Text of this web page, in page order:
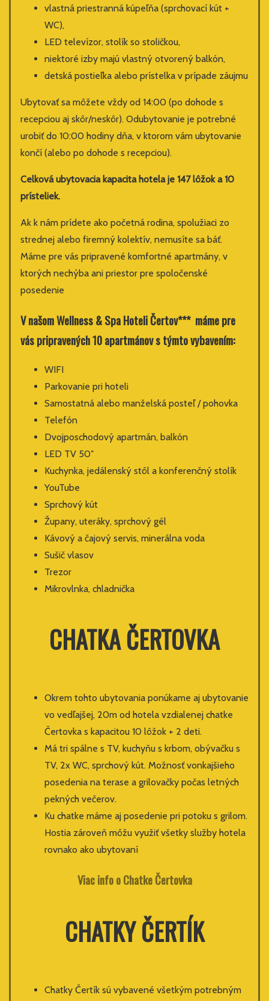
vlastná priestranná kúpeľňa (sprchovací kút +
WC),
LED televízor, stolík so stoličkou,
niektoré izby majú vlastný otvorený balkón,
detská postieľka alebo prístelka v prípade záujmu
Ubytovať sa môžete vždy od 14:00 (po dohode s
recepciou aj skôr/neskôr). Odubytovanie je potrebné
urobiť do 10:00 hodiny dňa, v ktorom vám ubytovanie
končí (alebo po dohode s recepciou).
Celková ubytovacia kapacita hotela je 147 lôžok a 10
prísteliek.
Ak k nám prídete ako početná rodina, spolužiaci zo
strednej alebo firemný kolektív, nemusíte sa báť.
Máme pre vás pripravené komfortné apartmány, v
ktorých nechýba ani priestor pre spoločenské
posedenie
V našom Wellness & Spa Hoteli Čertov*** máme pre
vás pripravených 10 apartmánovs týmto vybavením:
WIFI
Parkovanie pri hoteli
Samostatná alebo manželská posteľ / pohovka
Telefón
Dvojposchodový apartmán, balkón
LED TV 50″
Kuchynka, jedálenský stôl a konferenčný stolík
YouTube
Sprchový kút
Župany, uteráky, sprchový gél
Kávový a čajový servis, minerálna voda
Sušič vlasov
Trezor
Mikrovlnka, chladnička
CHATKA ČERTOVKA
Okrem tohto ubytovania ponúkame aj ubytovanie
vo vedľajšej, 20m od hotela vzdialenej chatke
Čertovka s kapacitou 10 lôžok + 2 deti.
Má tri spálne s TV, kuchyňu s krbom, obývačku s
TV, 2x WC, sprchový kút. Možnosť vonkajšieho
posedenia na terase a grilovačky počas letných
pekných večerov.
Ku chatke máme aj posedenie pri potoku s grilom.
Hostia zároveň môžu využiť všetky služby hotela
rovnako ako ubytovaní
Viac info o Chatke Čertovka
CHATKY ČERTÍK
Chatky Čertík sú vybavené všetkým potrebným